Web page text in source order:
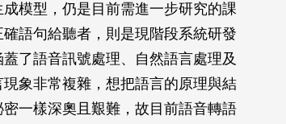
模型，仍是目前需進一步研究的課
語句給聽者，則是現階段系統研發
了語音訊號處理、自然語言處理及
象非常複雜，想把語言的原理與結
一樣深奧且艱難，故目前語音轉語